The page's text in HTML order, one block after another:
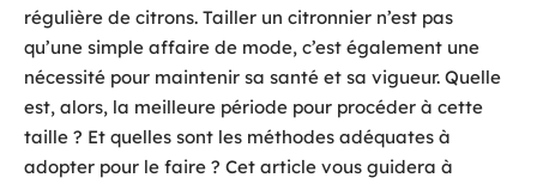
régulière de citrons. Tailler un citronnier n’est pas
qu’une simple affaire de mode, c’est également une
nécessité pour maintenir sa santé et sa vigueur. Quelle
est, alors, la meilleure période pour procéder à cette
taille ? Et quelles sont les méthodes adéquates à
adopter pour le faire ? Cet article vous guidera à